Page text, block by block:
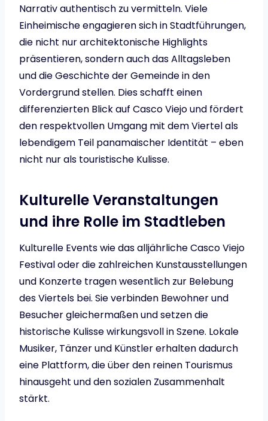
Narrativ authentisch zu vermitteln. Viele
Einheimische engagieren sich in Stadtführungen,
die nicht nur architektonische Highlights
präsentieren, sondern auch das Alltagsleben
und die Geschichte der Gemeinde in den
Vordergrund stellen. Dies schafft einen
differenzierten Blick auf Casco Viejo und fördert
den respektvollen Umgang mit dem Viertel als
lebendigem Teil panamaischer Identität – eben
nicht nur als touristische Kulisse.
Kulturelle Veranstaltungen
und ihre Rolle im Stadtleben
Kulturelle Events wie das alljährliche Casco Viejo
Festival oder die zahlreichen Kunstausstellungen
und Konzerte tragen wesentlich zur Belebung
des Viertels bei. Sie verbinden Bewohner und
Besucher gleichermaßen und setzen die
historische Kulisse wirkungsvoll in Szene. Lokale
Musiker, Tänzer und Künstler erhalten dadurch
eine Plattform, die über den reinen Tourismus
hinausgeht und den sozialen Zusammenhalt
stärkt.